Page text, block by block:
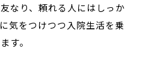
なり、頼れる人にはしっか
気をつけつつ入院生活を乗
す。